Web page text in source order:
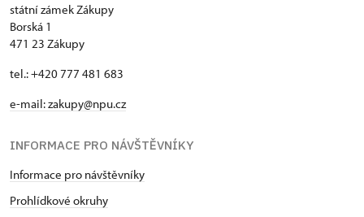
státní zámek Zákupy
Borská 1
471 23 Zákupy
tel.: +420 777 481 683
e-mail: zakupy@npu.cz
INFORMACE PRO NÁVŠTĚVNÍKY
Informace pro návštěvníky
Prohlídkové okruhy